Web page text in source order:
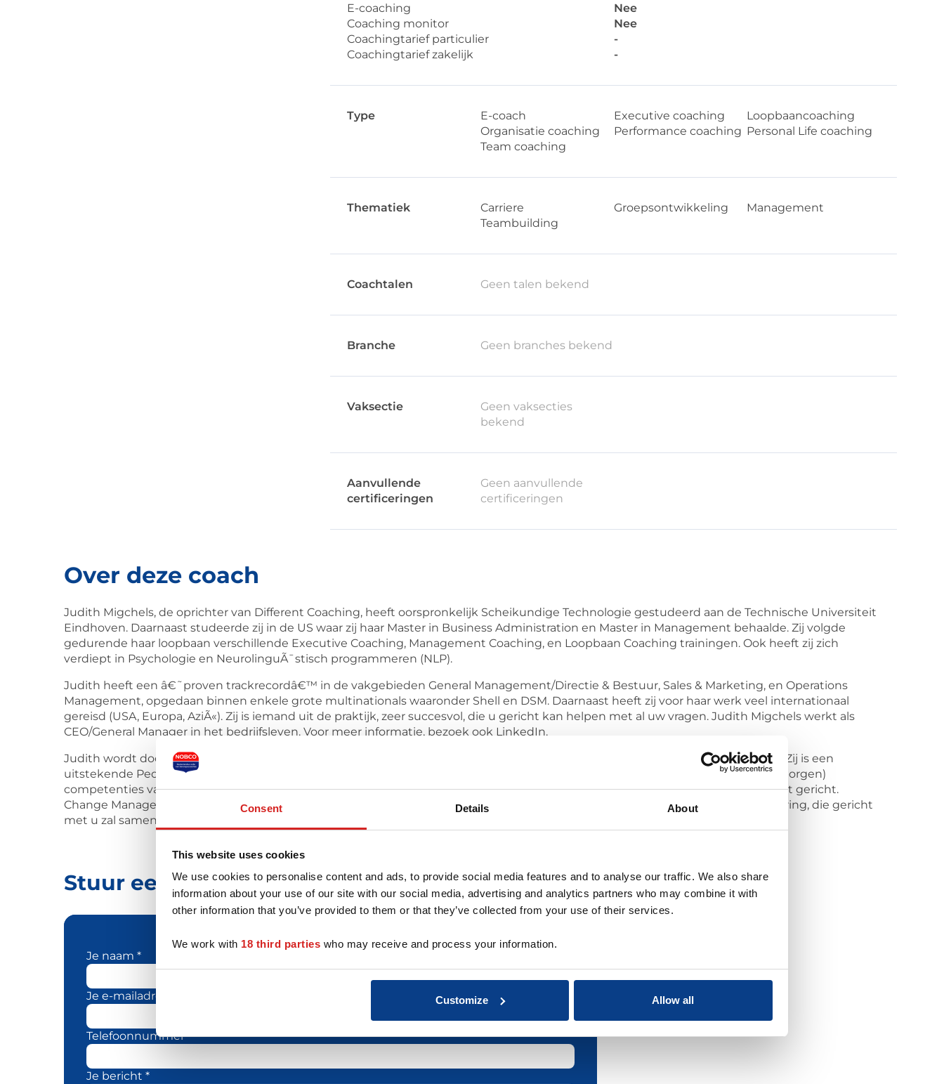
Consent Details About
This website uses cookies
We use cookies to personalise content and ads, to provide social media features and to analyse our traffic. We also share
information about your use of our site with our social media, advertising and analytics partners who may combine it with
other information that you’ve provided to them or that they’ve collected from your use of their services.
We work with 18 third parties who may receive and process your information.
Customize Allow all
E-coaching
Nee
Coaching monitor
Nee
Coachingtarief particulier
-
Coachingtarief zakelijk
-
Type E-coach Executive coaching
Loopbaancoaching
Organisatie coaching
Performance coaching Personal Life coaching
Team coaching
Thematiek Carriere Groepsontwikkeling
Management
Teambuilding
Coachtalen Geen talen bekend
Branche Geen branches bekend
Vaksectie
Geen vaksecties
bekend
Aanvullende
certificeringen
Geen aanvullende
certificeringen
Over deze coach
Judith Migchels, de oprichter van Different Coaching, heeft oorspronkelijk Scheikundige Technologie gestudeerd aan de Technische Universiteit
Eindhoven. Daarnaast studeerde zij in de US waar zij haar Master in Business Administration en Master in Management behaalde. Zij volgde
gedurende haar loopbaan verschillende Executive Coaching, Management Coaching, en Loopbaan Coaching trainingen. Ook heeft zij zich
verdiept in Psychologie en NeurolinguÃ¯stisch programmeren (NLP).
Judith heeft een â€˜proven trackrecordâ€™ in de vakgebieden General Management/Directie & Bestuur, Sales & Marketing, en Operations
Management, opgedaan binnen enkele grote multinationals waaronder Shell en DSM. Daarnaast heeft zij voor haar werk veel internationaal
gereisd (USA, Europa, AziÃ«). Zij is iemand uit de praktijk, zeer succesvol, die u gericht kan helpen met al uw vragen. Judith Migchels werkt als
CEO/General Manager in het bedrijfsleven. Voor meer informatie, bezoek ook LinkedIn.
Judith wordt door cliÃ«nten en medewerkers geprezen vanwege haar gedrevenheid, doorzettingsvermogen en enthousiasme. Zij is een
uitstekende People Manager en Inspirerende Coach, die haar sterke people skills, business en management ervaring en de (verborgen)
competenties van de Coachee gebruikt om het optimale resultaat te verkrijgen. Haar persoonlijke stijl is pragmatisch en resultaat gericht.
Change Management en (vrouwelijke) high potentials zijn haar specialiteiten. Een uitstekende Coach met meer dan 20 jaar ervaring, die gericht
met u zal samenwerken. Zodat u uw doel snel zult bereiken!
Stuur een bericht naar deze coach
Je naam *
Je e-mailadres *
Telefoonnummer
Je bericht *